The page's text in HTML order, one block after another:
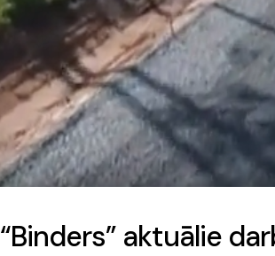
“Binders” aktuālie